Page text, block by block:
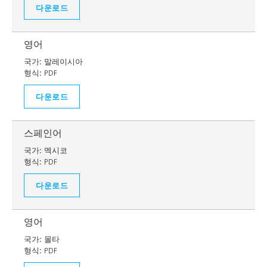
다운로드
영어
국가: 말레이시아
형식: PDF
다운로드
스페인어
국가: 멕시코
형식: PDF
다운로드
영어
국가: 몰타
형식: PDF